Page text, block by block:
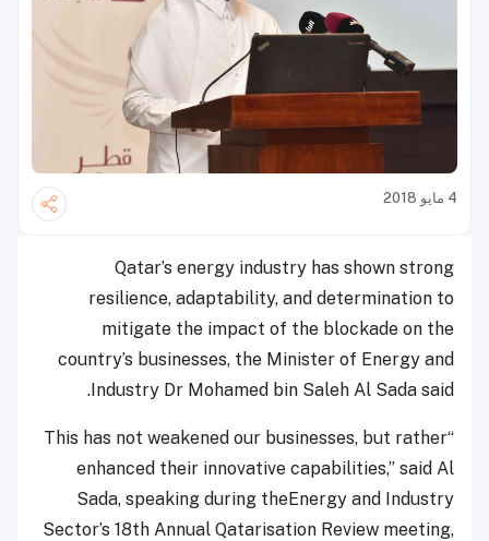
4 مايو 2018
Qatar’s energy industry has shown strong
resilience, adaptability, and determination to
mitigate the impact of the blockade on the
country’s businesses, the Minister of Energy and
Industry Dr Mohamed bin Saleh Al Sada said.
“This has not weakened our businesses, but rather
enhanced their innovative capabilities,” said Al
Sada, speaking during theEnergy and Industry
Sector’s 18th Annual Qatarisation Review meeting,